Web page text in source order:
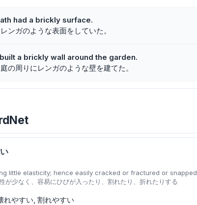
had a brickly surface.
ンガのような表面をしていた。
a brickly wall around the garden.
の周りにレンガのような壁を建てた。
little elasticity; hence easily cracked or fractured or snapped
が少なく、容易にひびが入ったり、割れたり、折れたりする
れやすい 割れやすい